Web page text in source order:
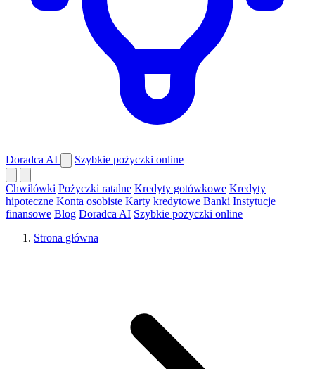
Doradca AI Szybkie pożyczki online
Chwilówki Pożyczki ratalne Kredyty gotówkowe Kredyty
hipoteczne Konta osobiste Karty kredytowe Banki Instytucje
finansowe Blog Doradca AI Szybkie pożyczki online
Strona główna